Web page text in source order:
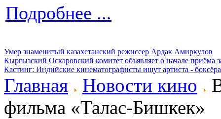
Подробнее ...
Умер знаменитый казахстанский режиссер Ардак Амиркулов
Кыргызский Оскаровский комитет объявляет о начале приёма
Кастинг: Индийские кинематографисты ищут артиста -
Главная Новости кино
фильма «Талас-Бишкек»